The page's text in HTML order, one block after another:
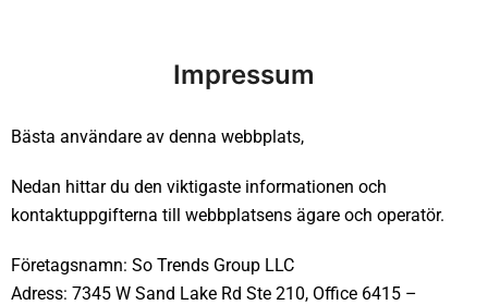
Impressum
Bästa användare av denna webbplats,
Nedan hittar du den viktigaste informationen och
kontaktuppgifterna till webbplatsens ägare och operatör.
Företagsnamn: So Trends Group LLC
Adress: 7345 W Sand Lake Rd Ste 210, Office 6415 –